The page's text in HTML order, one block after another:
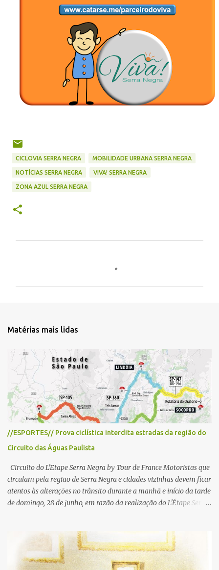
CICLOVIA SERRA NEGRA MOBILIDADE URBANA SERRA NEGRA
NOTÍCIAS SERRA NEGRA VIVA! SERRA NEGRA
ZONA AZUL SERRA NEGRA
t
i
o
s
Matérias mais lidas
//ESPORTES// Prova ciclística interdita estradas da região do
Circuito das Águas Paulista
Circuito do L'Etape Serra Negra by Tour de France Motoristas que
circulam pela região de Serra Negra e cidades vizinhas devem ficar
atentos às alterações no trânsito durante a manhã e início da tarde
de domingo, 28 de junho, em razão da realização do L'Étape Serra
reunirá atletas de diferentes regiões do país e terá percursos
passando pelos municípios de Serra Negra, Amparo, Monte Alegre
do Sul, Lindoia e Socorro. Para garantir a segurança dos